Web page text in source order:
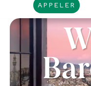
APPELER